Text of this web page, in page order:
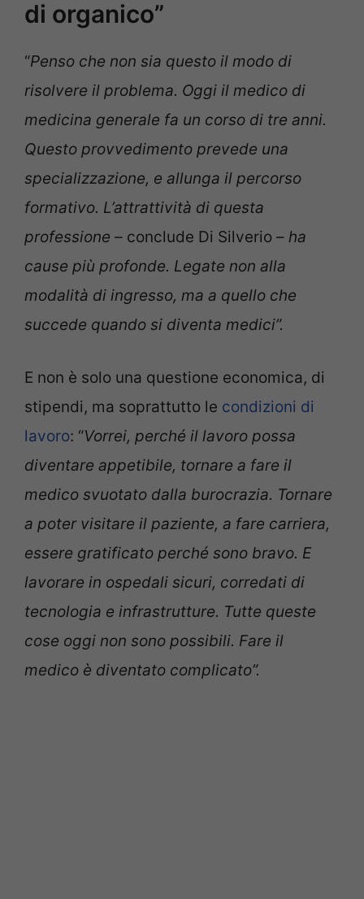
di organico”
“Penso che non sia questo il modo di
risolvere il problema. Oggi il medico di
medicina generale fa un corso di tre anni.
Questo provvedimento prevede una
specializzazione, e allunga il percorso
formativo. L’attrattività di questa
professione – conclude Di Silverio – ha
cause più profonde. Legate non alla
modalità di ingresso, ma a quello che
succede quando si diventa medici”.
E non è solo una questione economica, di
stipendi, ma soprattutto le condizioni di
lavoro: “Vorrei, perché il lavoro possa
diventare appetibile, tornare a fare il
medico svuotato dalla burocrazia. Tornare
a poter visitare il paziente, a fare carriera,
essere gratificato perché sono bravo. E
lavorare in ospedali sicuri, corredati di
tecnologia e infrastrutture. Tutte queste
cose oggi non sono possibili. Fare il
medico è diventato complicato”.